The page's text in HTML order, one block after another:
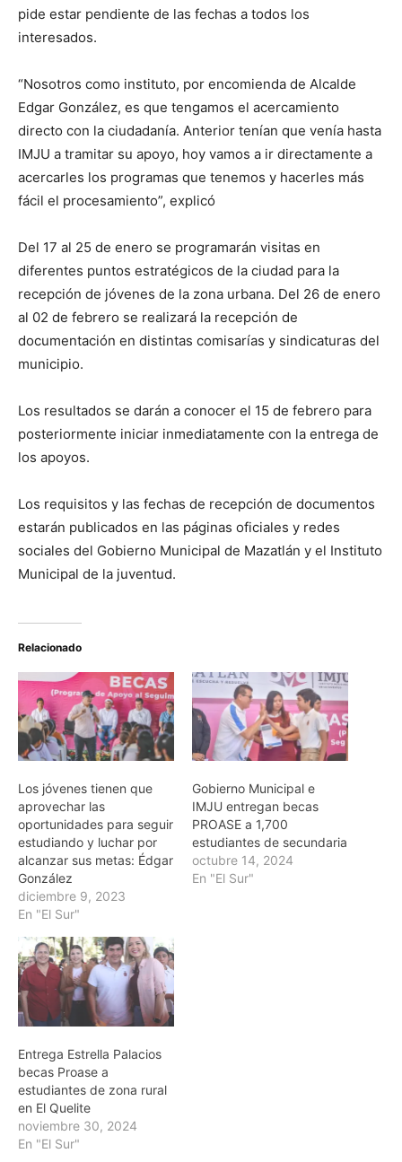
pide estar pendiente de las fechas a todos los
interesados.
“Nosotros como instituto, por encomienda de Alcalde
Edgar González, es que tengamos el acercamiento
directo con la ciudadanía. Anterior tenían que venía hasta
IMJU a tramitar su apoyo, hoy vamos a ir directamente a
acercarles los programas que tenemos y hacerles más
fácil el procesamiento”, explicó
Del 17 al 25 de enero se programarán visitas en
diferentes puntos estratégicos de la ciudad para la
recepción de jóvenes de la zona urbana. Del 26 de enero
al 02 de febrero se realizará la recepción de
documentación en distintas comisarías y sindicaturas del
municipio.
Los resultados se darán a conocer el 15 de febrero para
posteriormente iniciar inmediatamente con la entrega de
los apoyos.
Los requisitos y las fechas de recepción de documentos
estarán publicados en las páginas oficiales y redes
sociales del Gobierno Municipal de Mazatlán y el Instituto
Municipal de la juventud.
Relacionado
Los jóvenes tienen que
aprovechar las
oportunidades para seguir
estudiando y luchar por
alcanzar sus metas: Édgar
González
diciembre 9, 2023
En "El Sur"
Gobierno Municipal e
IMJU entregan becas
PROASE a 1,700
estudiantes de secundaria
octubre 14, 2024
En "El Sur"
Entrega Estrella Palacios
becas Proase a
estudiantes de zona rural
en El Quelite
noviembre 30, 2024
En "El Sur"